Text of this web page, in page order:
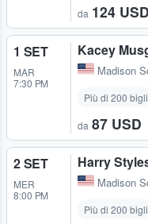
da 124 USD
1 SET
MAR
7:30 PM
Kacey
Madison
Più di 200
da 87 USD
2 SET
MER
8:00 PM
Harry
Madison
Più di 200